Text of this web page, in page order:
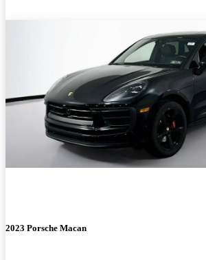
2023 Porsche Macan